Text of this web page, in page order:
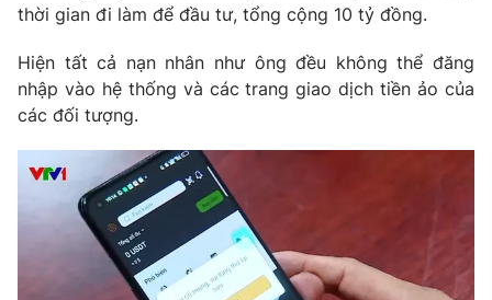
VTV4 Vươn mình bằng AI
VTV9
Liên hệ tòa soạn English
thời gian đi làm để đầu tư, tổng cộng 10 tỷ đồng.
Hiện tất cả nạn nhân như ông đều không thể đăng
nhập vào hệ thống và các trang giao dịch tiền ảo của
các đối tượng.